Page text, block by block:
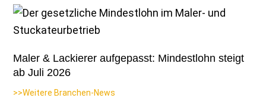
Maler & Lackierer aufgepasst: Mindestlohn steigt
ab Juli 2026
>>Weitere Branchen-News